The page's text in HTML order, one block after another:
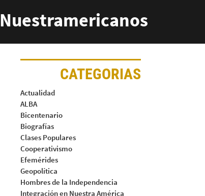
Nuestramericanos
CATEGORIAS
Actualidad
ALBA
Bicentenario
Biografías
Clases Populares
Cooperativismo
Efemérides
Geopolítica
Hombres de la Independencia
Integración en Nuestra América